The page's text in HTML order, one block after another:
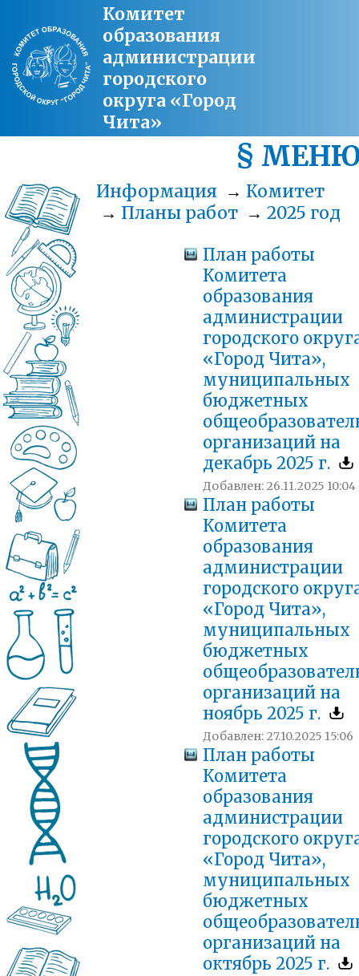
Комитет
образования
администрации
городского
округа «Город
Чита»
§
Информация → Комитет
→ Планы работ → 2025 год
План работы
Комитета
образования
администрации
городского
«Город Чита»,
муниципальных
бюджетных
организаций на
декабрь 2025 г.
Добавлен: 26.11.2025 10:04
План работы
Комитета
образования
администрации
городского
«Город Чита»,
муниципальных
бюджетных
организаций на
ноябрь 2025 г.
Добавлен: 27.10.2025 15:06
План работы
Комитета
образования
администрации
городского
«Город Чита»,
муниципальных
бюджетных
организаций на
октябрь 2025 г.